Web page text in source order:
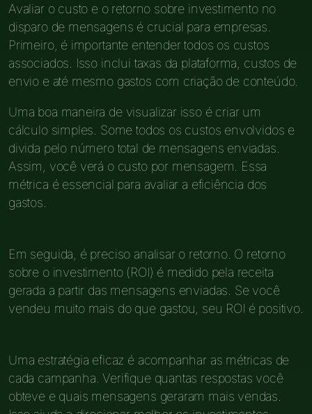
Avaliar o custo e o retorno sobre investimento no
disparo de mensagens é crucial para empresas.
Primeiro, é importante entender todos os custos
associados. Isso inclui taxas da plataforma, custos de
envio e até mesmo gastos com criação de conteúdo.
Uma boa maneira de visualizar isso é criar um
cálculo simples. Some todos os custos envolvidos e
divida pelo número total de mensagens enviadas.
Assim, você verá o custo por mensagem. Essa
métrica é essencial para avaliar a eficiência dos
gastos.
Em seguida, é preciso analisar o retorno. O retorno
sobre o investimento (ROI) é medido pela receita
gerada a partir das mensagens enviadas. Se você
vendeu muito mais do que gastou, seu ROI é positivo.
Uma estratégia eficaz é acompanhar as métricas de
cada campanha. Verifique quantas respostas você
obteve e quais mensagens geraram mais vendas.